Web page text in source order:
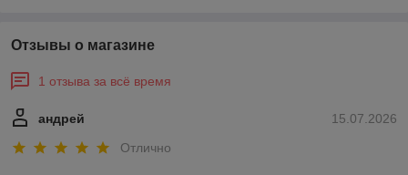
Отзывы о магазине
1 отзыва за всё время
15.07.2026
андрей
Отлично